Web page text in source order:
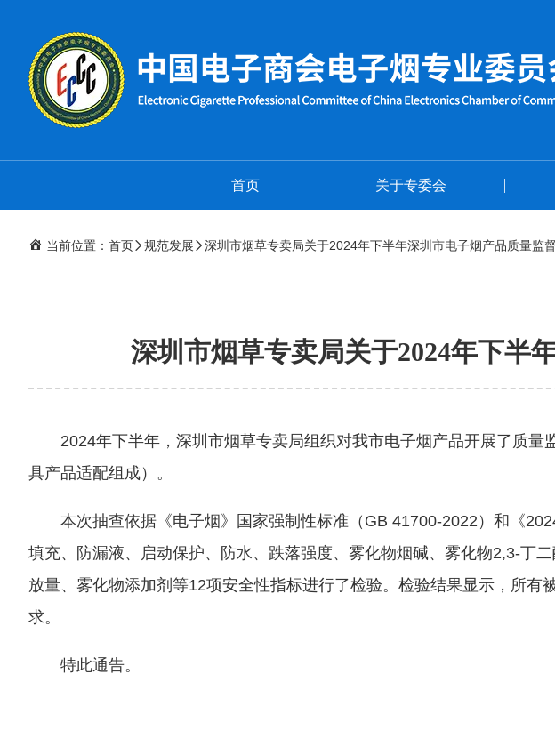
首页 关于专委会
当前位置： 首页 规范发展 深圳市烟草专卖局关于2024年下半年深圳市电子烟产品质量监
深圳市烟草专卖局关于2024年下半
2024年下半年，深圳市烟草专卖局组织对我市电子烟产品开展了质
具产品适配组成）。
本次抽查依据《电子烟》国家强制性标准（GB 41700-2022）和《
填充、防漏液、启动保护、防水、跌落强度、雾化物烟碱、雾化物2,3-丁
放量、雾化物添加剂等12项安全性指标进行了检验。检验结果显示，所
求。
特此通告。